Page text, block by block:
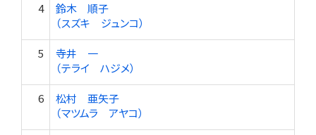
4
鈴木 順子
（スズキ ジュンコ）
5
寺井 一
（テライ ハジメ）
6
松村 亜矢子
（マツムラ アヤコ）